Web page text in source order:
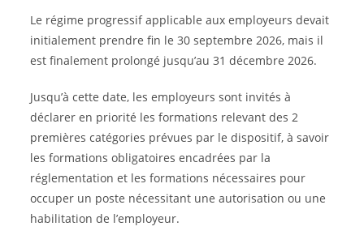
Le régime progressif applicable aux employeurs devait
initialement prendre fin le 30 septembre 2026, mais il
est finalement prolongé jusqu’au 31 décembre 2026.
Jusqu’à cette date, les employeurs sont invités à
déclarer en priorité les formations relevant des 2
premières catégories prévues par le dispositif, à savoir
les formations obligatoires encadrées par la
réglementation et les formations nécessaires pour
occuper un poste nécessitant une autorisation ou une
habilitation de l’employeur.